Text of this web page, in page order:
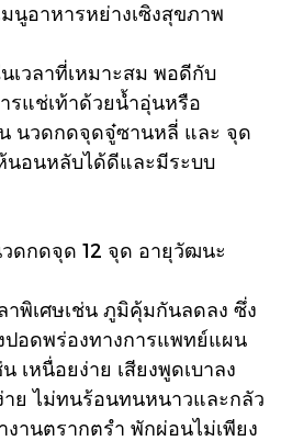
นูอาหารหย่างเซิงสุขภาพ
เวลาที่เหมาะสม พอดีกับ
รแช่เท้าด้วยน้ำอุ่นหรือ
นวดกดจุดจู๋ซานหลี่ และ จุด
นอนหลับได้ดีและมีระบบ
ดกดจุด 12 จุด อายุวัฒนะ
าพิเศษเช่น ภูมิคุ้มกันลดลง ซึ่ง
ปอดพร่องทางการแพทย์แผน
เหนื่อยง่าย เสียงพูดเบาลง
าย ไม่ทนร้อนทนหนาวและกลัว
งานตรากตรำ พักผ่อนไม่เพียง